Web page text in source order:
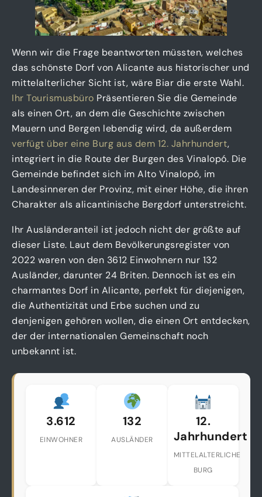
Wenn wir die Frage beantworten müssten, welches
das schönste Dorf von Alicante aus historischer und
mittelalterlicher Sicht ist, wäre Biar die erste Wahl.
Ihr Tourismusbüro Präsentieren Sie die Gemeinde
als einen Ort, an dem die Geschichte zwischen
Mauern und Bergen lebendig wird, da außerdem
verfügt über eine Burg aus dem 12. Jahrhundert,
integriert in die Route der Burgen des Vinalopó. Die
Gemeinde befindet sich im Alto Vinalopó, im
Landesinneren der Provinz, mit einer Höhe, die ihren
Charakter als alicantinische Bergdorf unterstreicht.
Ihr Ausländeranteil ist jedoch nicht der größte auf
dieser Liste. Laut dem Bevölkerungsregister von
2022 waren von den 3612 Einwohnern nur 132
Ausländer, darunter 24 Briten. Dennoch ist es ein
charmantes Dorf in Alicante, perfekt für diejenigen,
die Authentizität und Erbe suchen und zu
denjenigen gehören wollen, die einen Ort entdecken,
der der internationalen Gemeinschaft noch
unbekannt ist.
3.612
EINWOHNER
132
AUSLÄNDER
12.
Jahrhundert
MITTELALTERLICHE
BURG